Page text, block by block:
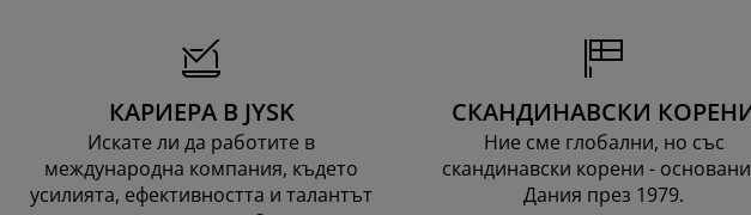
КАРИЕРА В JYSK
Искате ли да работите в
международна компания, където
усилията, ефективността и талантът
СКАНДИНАВСКИ
Ние сме глобални, но със
скандинавски корени -
Дания през 1979.